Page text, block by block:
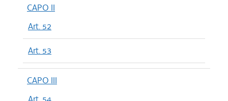
CAPO II
Art. 52
Art. 53
CAPO III